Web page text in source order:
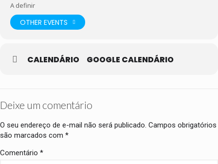
A definir
OTHER EVENTS
CALENDÁRIO GOOGLE CALENDÁRIO
Deixe um comentário
O seu endereço de e-mail não será publicado. Campos obrigatórios
são marcados com *
Comentário *